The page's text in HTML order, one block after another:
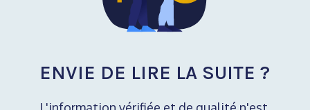
ENVIE DE LIRE LA SUITE ?